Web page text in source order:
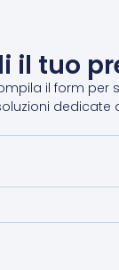
il tuo
il form per
dedicate